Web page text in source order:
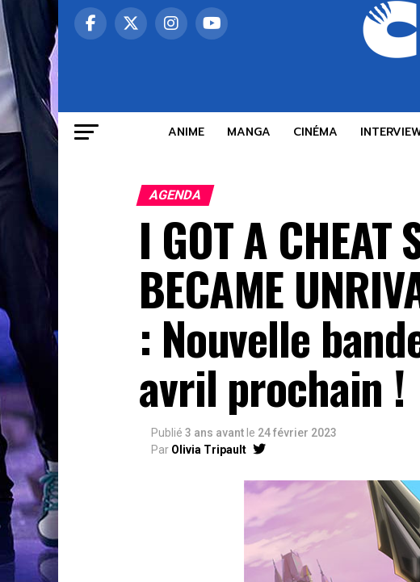
ANIME MANGA CINÉMA
AGENDA
I GOT A CHEAT
BECAME
: Nouvelle
avril prochain !
Publié 3 ans avant le 24 février 2023
Par Olivia Tripault